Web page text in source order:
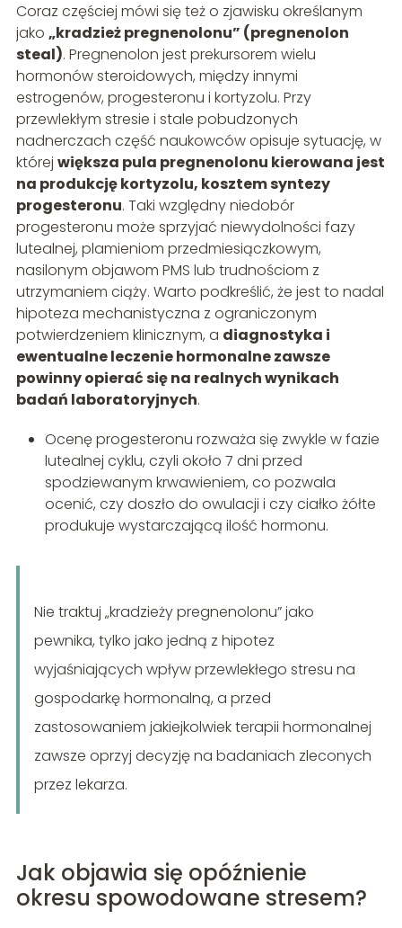
Coraz częściej mówi się też o zjawisku określanym
jako „kradzież pregnenolonu” (pregnenolon
steal). Pregnenolon jest prekursorem wielu
hormonów steroidowych, między innymi
estrogenów, progesteronu i kortyzolu. Przy
przewlekłym stresie i stale pobudzonych
nadnerczach część naukowców opisuje sytuację, w
której większa pula pregnenolonu kierowana jest
na produkcję kortyzolu, kosztem syntezy
progesteronu. Taki względny niedobór
progesteronu może sprzyjać niewydolności fazy
lutealnej, plamieniom przedmiesiączkowym,
nasilonym objawom PMS lub trudnościom z
utrzymaniem ciąży. Warto podkreślić, że jest to nadal
hipoteza mechanistyczna z ograniczonym
potwierdzeniem klinicznym, a diagnostyka i
ewentualne leczenie hormonalne zawsze
powinny opierać się na realnych wynikach
badań laboratoryjnych.
Ocenę progesteronu rozważa się zwykle w fazie
lutealnej cyklu, czyli około 7 dni przed
spodziewanym krwawieniem, co pozwala
ocenić, czy doszło do owulacji i czy ciałko żółte
produkuje wystarczającą ilość hormonu.
Nie traktuj „kradzieży pregnenolonu” jako
pewnika, tylko jako jedną z hipotez
wyjaśniających wpływ przewlekłego stresu na
gospodarkę hormonalną, a przed
zastosowaniem jakiejkolwiek terapii hormonalnej
zawsze oprzyj decyzję na badaniach zleconych
przez lekarza.
Jak objawia się opóźnienie
okresu spowodowane stresem?